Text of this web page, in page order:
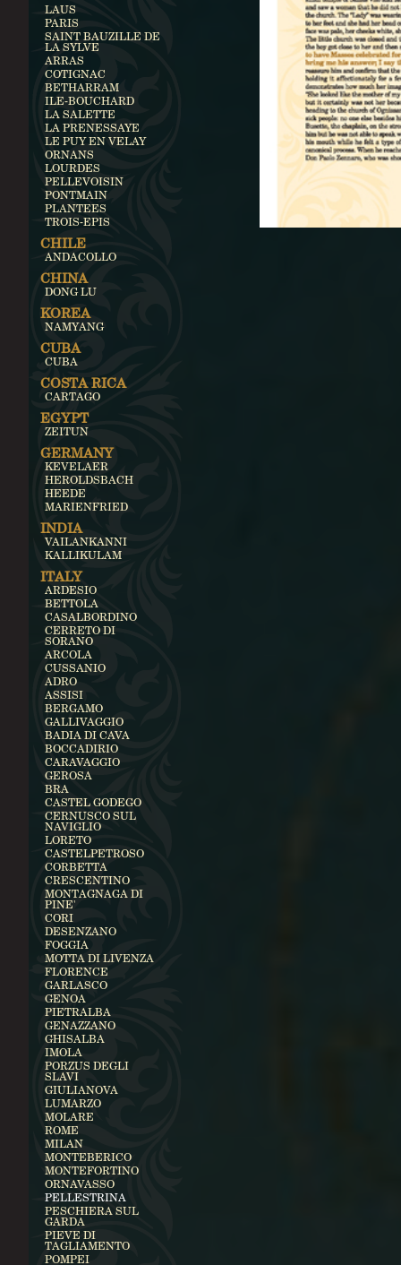
LAUS
PARIS
SAINT BAUZILLE DE
LA SYLVE
ARRAS
COTIGNAC
BETHARRAM
ILE-BOUCHARD
LA SALETTE
LA PRENESSAYE
LE PUY EN VELAY
ORNANS
LOURDES
PELLEVOISIN
PONTMAIN
PLANTEES
TROIS-EPIS
CHILE
ANDACOLLO
CHINA
DONG LU
KOREA
NAMYANG
CUBA
CUBA
COSTA RICA
CARTAGO
EGYPT
ZEITUN
GERMANY
KEVELAER
HEROLDSBACH
HEEDE
MARIENFRIED
INDIA
VAILANKANNI
KALLIKULAM
ITALY
ARDESIO
BETTOLA
CASALBORDINO
CERRETO DI
SORANO
ARCOLA
CUSSANIO
ADRO
ASSISI
BERGAMO
GALLIVAGGIO
BADIA DI CAVA
BOCCADIRIO
CARAVAGGIO
GEROSA
BRA
CASTEL GODEGO
CERNUSCO SUL
NAVIGLIO
LORETO
CASTELPETROSO
CORBETTA
CRESCENTINO
MONTAGNAGA DI
PINE'
CORI
DESENZANO
FOGGIA
MOTTA DI LIVENZA
FLORENCE
GARLASCO
GENOA
PIETRALBA
GENAZZANO
GHISALBA
IMOLA
PORZUS DEGLI
SLAVI
GIULIANOVA
LUMARZO
MOLARE
ROME
MILAN
MONTEBERICO
MONTEFORTINO
ORNAVASSO
PELLESTRINA
PESCHIERA SUL
GARDA
PIEVE DI
TAGLIAMENTO
POMPEI